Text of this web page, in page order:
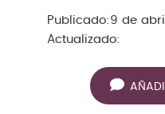
Publicado: 9 de
Actualizado: